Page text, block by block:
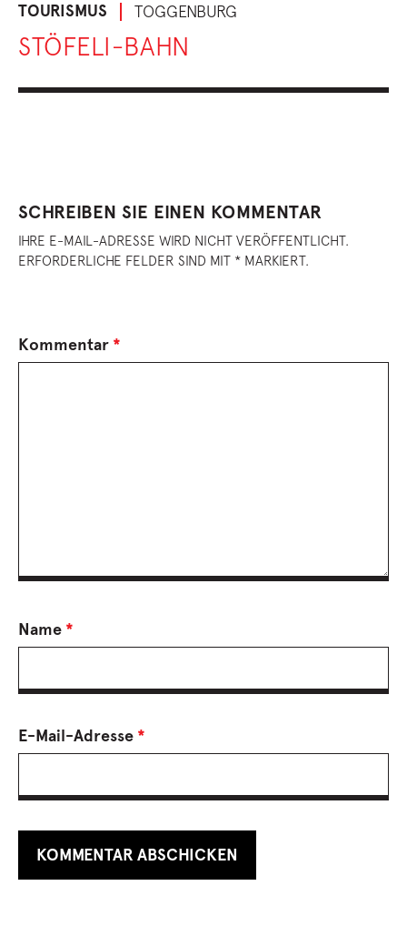
TOURISMUS TOGGENBURG
STÖFELI-BAHN
SCHREIBEN SIE EINEN KOMMENTAR
IHRE E-MAIL-ADRESSE WIRD NICHT VERÖFFENTLICHT.
ERFORDERLICHE FELDER SIND MIT * MARKIERT.
Name *
E-Mail-Adresse *
Kommentar *